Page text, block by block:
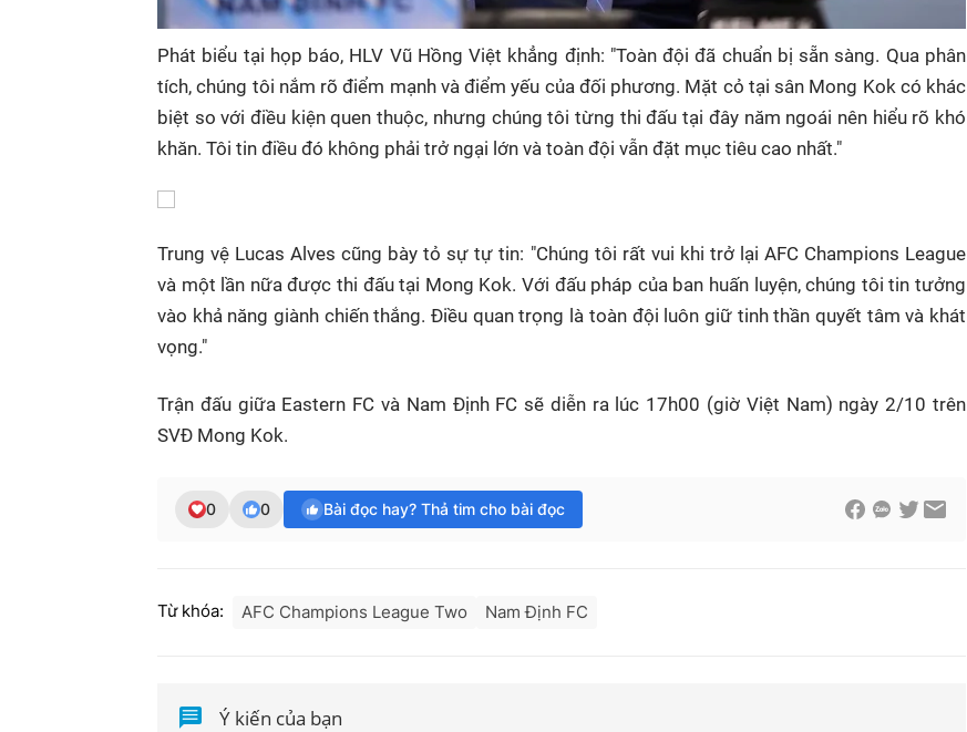
Phát biểu tại họp báo, HLV Vũ Hồng Việt khẳng định: "Toàn đội đã chuẩn bị sẵn sàng. Qua phân
tích, chúng tôi nắm rõ điểm mạnh và điểm yếu của đối phương. Mặt cỏ tại sân Mong Kok có khác
biệt so với điều kiện quen thuộc, nhưng chúng tôi từng thi đấu tại đây năm ngoái nên hiểu rõ khó
khăn. Tôi tin điều đó không phải trở ngại lớn và toàn đội vẫn đặt mục tiêu cao nhất."
Trung vệ Lucas Alves cũng bày tỏ sự tự tin: "Chúng tôi rất vui khi trở lại AFC Champions League
và một lần nữa được thi đấu tại Mong Kok. Với đấu pháp của ban huấn luyện, chúng tôi tin tưởng
vào khả năng giành chiến thắng. Điều quan trọng là toàn đội luôn giữ tinh thần quyết tâm và khát
vọng."
Trận đấu giữa Eastern FC và Nam Định FC sẽ diễn ra lúc 17h00 (giờ Việt Nam) ngày 2/10 trên
SVĐ Mong Kok.
0 0 Bài đọc hay? Thả tim cho bài đọc
Từ khóa: AFC Champions League Two Nam Định FC
Ý kiến của bạn